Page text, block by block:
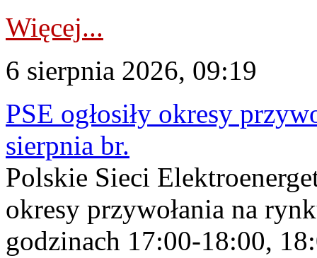
Więcej...
6 sierpnia 2026, 09:19
PSE ogłosiły okresy
sierpnia br.
Polskie Sieci
okresy przywołania na
godzinach 17:00-18:00,